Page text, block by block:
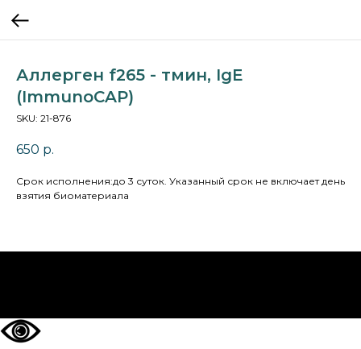
Аллерген f265 - тмин, IgE
(ImmunoCAP)
SKU: 21-876
650 р.
Cрок исполнения:до 3 суток. Указанный срок не включает день
взятия биоматериала